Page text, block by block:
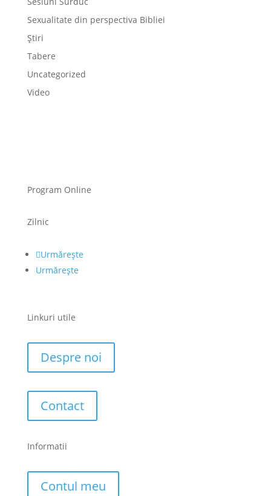
Sexualitate din perspectiva Bibliei
Știri
Tabere
Uncategorized
Video
Program Online
Zilnic
Urmărește
Urmărește
Linkuri utile
Despre noi
Contact
Informatii
Contul meu